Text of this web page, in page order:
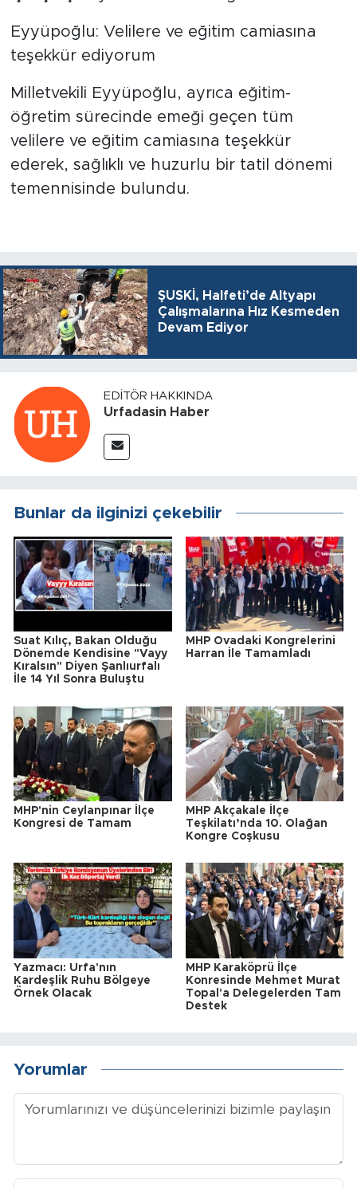
Eyyüpoğlu: Velilere ve eğitim camiasına
teşekkür ediyorum
Milletvekili Eyyüpoğlu, ayrıca eğitim-
öğretim sürecinde emeği geçen tüm
velilere ve eğitim camiasına teşekkür
ederek, sağlıklı ve huzurlu bir tatil dönemi
temennisinde bulundu.
ŞUSKİ, Halfeti’de Altyapı
Çalışmalarına Hız Kesmeden
Devam Ediyor
EDITÖR HAKKINDA
Urfadasin Haber
Bunlar da ilginizi çekebilir
Suat Kılıç, Bakan Olduğu
Dönemde Kendisine "Vayy
Kıralsın" Diyen Şanlıurfalı
İle 14 Yıl Sonra Buluştu
MHP Ovadaki Kongrelerini
Harran İle Tamamladı
MHP'nin Ceylanpınar İlçe
Kongresi de Tamam
MHP Akçakale İlçe
Teşkilatı’nda 10. Olağan
Kongre Coşkusu
Yazmacı: Urfa'nın
Kardeşlik Ruhu Bölgeye
Örnek Olacak
MHP Karaköprü İlçe
Konresinde Mehmet Murat
Topal'a Delegelerden Tam
Destek
Yorumlar